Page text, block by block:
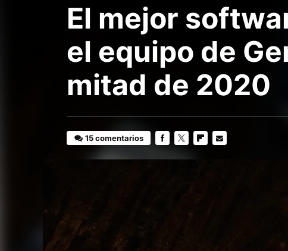
El mejor
el equipo de
mitad de 2020
15 comentarios